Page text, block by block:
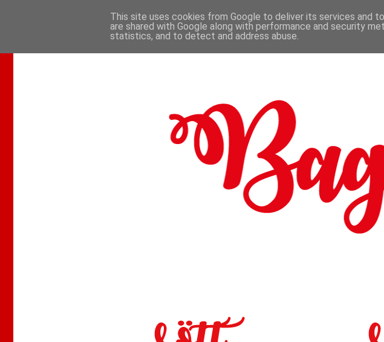
This site uses cookies from Google to deliver its services and
are shared with Google along with performance and security
statistics, and to detect and address abuse.